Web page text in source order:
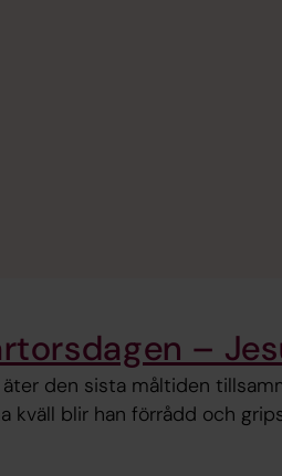
–
den sista måltiden
kväll blir han förrådd och